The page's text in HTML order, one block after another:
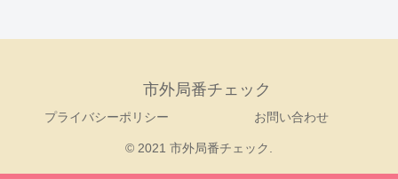
市外局番チェック
プライバシーポリシー お問い合わせ
© 2021 市外局番チェック.